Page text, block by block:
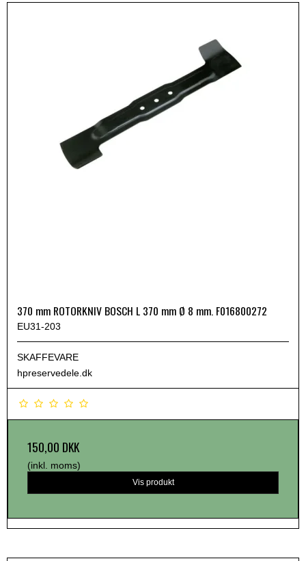
370 mm ROTORKNIV BOSCH L 370 mm Ø 8 mm. F016800272
EU31-203
SKAFFEVARE
hpreservedele.dk
150,00 DKK
(inkl. moms)
Vis produkt